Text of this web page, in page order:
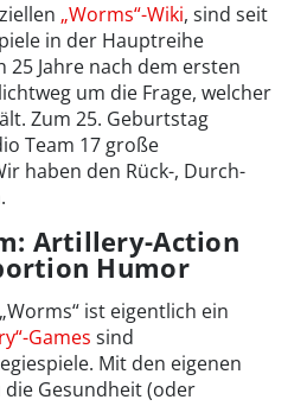
„Worms“-Wiki, sind seit
in der Hauptreihe
25 Jahre nach dem ersten
um die Frage, welcher
Zum 25. Geburtstag
Team 17 große
haben den Rück-, Durch-
Artillery-Action
Humor
ist eigentlich ein
Games sind
Mit den eigenen
Gesundheit (oder